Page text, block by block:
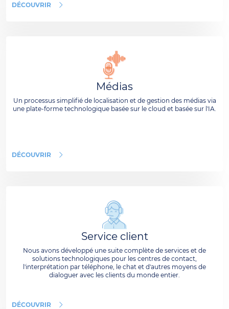
DÉCOUVRIR
Médias
Un processus simplifié de localisation et de gestion des médias via
une plate-forme technologique basée sur le cloud et basée sur l'IA.
DÉCOUVRIR
Service client
Nous avons développé une suite complète de services et de
solutions technologiques pour les centres de contact,
l'interprétation par téléphone, le chat et d'autres moyens de
dialoguer avec les clients du monde entier.
DÉCOUVRIR